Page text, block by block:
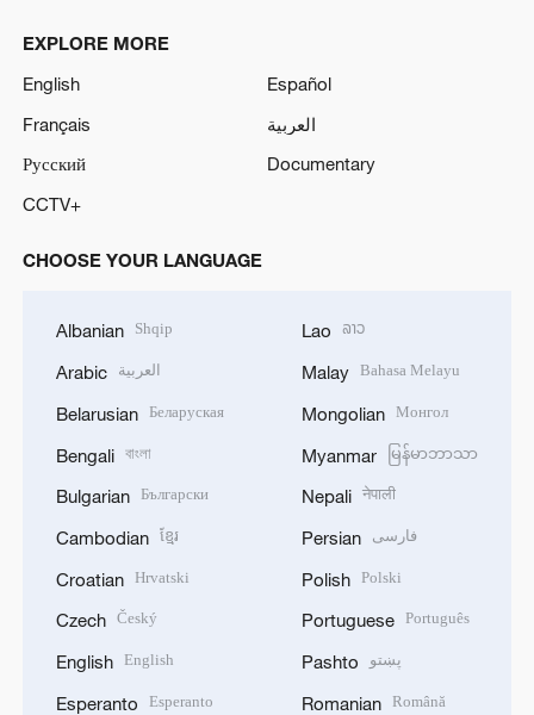
EXPLORE MORE
English
Español
Français
العربية
Русский
Documentary
CCTV+
CHOOSE YOUR LANGUAGE
Albanian Shqip
Arabic العربية
Belarusian Беларуская
Bengali বাংলা
Bulgarian Български
Cambodian ខ្មែរ
Croatian Hrvatski
Czech Český
English English
Esperanto Esperanto
Lao ລາວ
Malay Bahasa Melayu
Mongolian Монгол
Myanmar မြန်မာဘာသာ
Nepali नेपाली
Persian فارسی
Polish Polski
Portuguese Português
Pashto پښتو
Romanian Română